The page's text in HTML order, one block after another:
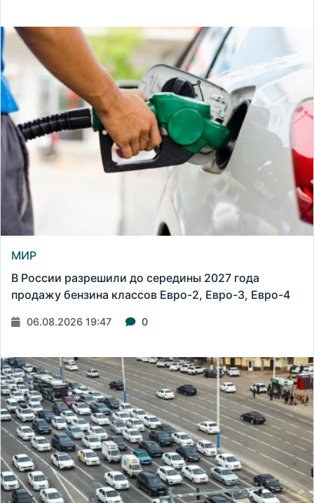
МИР
В России разрешили до середины 2027 года
продажу бензина классов Евро-2, Евро-3, Евро-4
06.08.2026 19:47 0